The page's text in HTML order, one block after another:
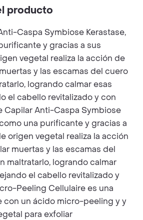
producto
Caspa Symbiose Kerastase,
y gracias a sus
vegetal realiza la acción de
y las escamas del cuero
logrando calmar esas
el cabello revitalizado y con
Capilar Anti-Caspa Symbiose
una purificante y gracias a
origen vegetal realiza la acción
muertas y las escamas del
maltratarlo, logrando calmar
el cabello revitalizado y
Peeling Cellulaire es una
con un ácido micro-peeling y y
para exfoliar